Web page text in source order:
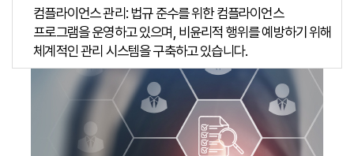
컴플라이언스 관리: 법규 준수를 위한 컴플라이언스
프로그램을 운영하고 있으며, 비윤리적 행위를 예방하기 위해
체계적인 관리 시스템을 구축하고 있습니다.